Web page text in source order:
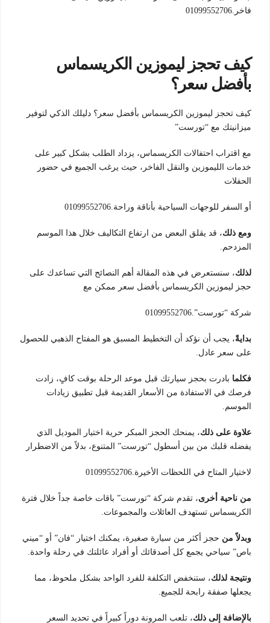
فاخر.01099552706
كيف تحجز ليموزين الكريسماس
بأفضل سعر؟
كيف تحجز ليموزين الكريسماس بأفضل سعر؟ دليلك الذكي لتوفير
ميزانيتك مع “تورست”
مع اقتراب احتفالات الكريسماس، يزداد الطلب بشكل كبير على
خدمات الليموزين والنقل الفاخر، حيث يرغب الجميع في حضور
الحفلات
أو السفر للوجهات السياحية بأناقة وراحة.01099552706
ومع ذلك، قد يقلق البعض من ارتفاع التكاليف خلال هذا الموسم
المزدحم.
لذلك، سنستعرض في هذه المقالة أهم النصائح التي تساعدك على
حجز ليموزين الكريسماس بأفضل سعر ممكن مع
شركة “تورست”.01099552706
بدايةً، يجب أن نؤكد أن التخطيط المسبق هو المفتاح الذهبي للحصول
على سعر عادل.
فكلما بادرت بحجز سيارتك قبل موعد الرحلة بوقت كافٍ، زادت
فرصك في الاستفادة من الأسعار القديمة قبل تطبيق زيادات
الموسم.
علاوة على ذلك، يمنحك الحجز المبكر حرية اختيار الموديل الذي
يفضله قلبك من بين أسطول “تورست” المتنوع، بدلاً من الاضطرار
لاختيار المتاح في اللحظات الأخيرة.01099552706
من ناحية أخرى، تقدم شركة “تورست” باقات خاصة جداً خلال فترة
الكريسماس تستهدف العائلات والمجموعات.
وبدلاً من حجز أكثر من سيارة صغيرة، يمكنك اختيار “فان” أو “ميني
باص” سياحي يجمع كل أصدقائك أو أفراد عائلتك في رحلة واحدة.
ونتيجة لذلك، ستنخفض التكلفة للفرد الواحد بشكل ملحوظ، مما
يجعلها صفقة رابحة للجميع.
بالإضافة إلى ذلك، تلعب المرونة دوراً كبيراً في تحديد السعر